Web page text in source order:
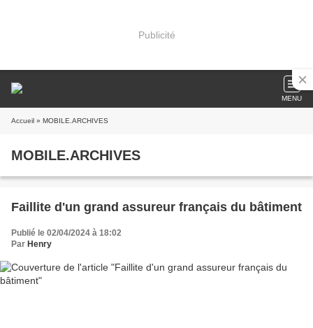
Publicité
MENU
Accueil » MOBILE.ARCHIVES
MOBILE.ARCHIVES
Faillite d'un grand assureur français du bâtiment
Publié le 02/04/2024 à 18:02
Par Henry